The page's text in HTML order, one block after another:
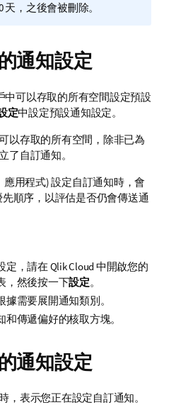
，之後會被刪除。
通知設定
中可以存取的所有空間設定預設
定中設定預設通知設定。
以存取的所有空間，除非已為
了自訂通知。
用程式) 設定自訂通知時，會
順序，以評估是否仍會傳送通
定，請在 Qlik Cloud 中開啟您的
，然後按一下設定。
據需要展開通知類別。
傳遞偏好的核取方塊。
通知設定
，表示您正在設定自訂通知。